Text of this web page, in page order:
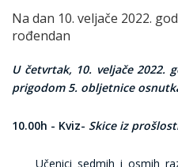
Na dan 10. veljače 2022.
rođendan
U četvrtak, 10. veljače 2022.
prigodom 5. obljetnice
10.00h - Kviz- Skice iz
Učenici sedmih i osmih